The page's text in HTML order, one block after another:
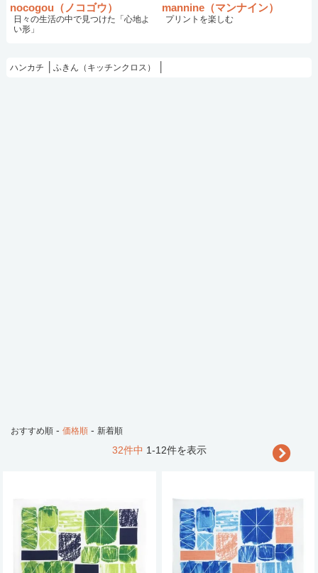
nocogou（ノコゴウ）
日々の生活の中で見つけた「心地よ
い形」
mannine（マンナイン）
プリントを楽しむ
ハンカチ ふきん（キッチンクロス）
おすすめ順 - 価格順 - 新着順
32件中 1-12件を表示